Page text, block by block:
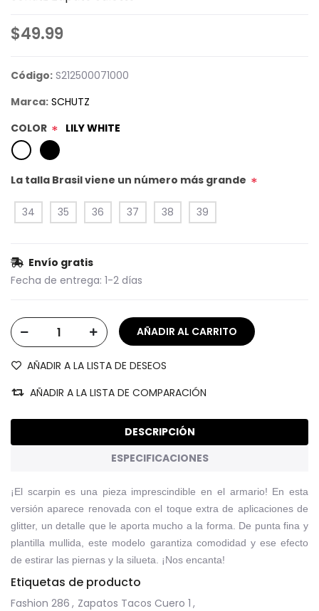
$49.99
Código: S212500071000
Marca: SCHUTZ
COLOR * LILY WHITE
La talla Brasil viene un número más grande *
34 35 36 37 38 39
Envío gratis
Fecha de entrega: 1-2 días
AÑADIR A LA LISTA DE DESEOS
AÑADIR A LA LISTA DE COMPARACIÓN
DESCRIPCIÓN
ESPECIFICACIONES
¡El scarpin es una pieza imprescindible en el armario! En esta
versión aparece renovada con el toque extra de aplicaciones de
glitter, un detalle que le aporta mucho a la forma. De punta fina y
plantilla mullida, este modelo garantiza comodidad y ese efecto
de estirar las piernas y la silueta. ¡Nos encanta!
Etiquetas de producto
Fashion 286 , Zapatos Tacos Cuero 1 ,